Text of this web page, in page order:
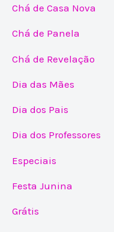
Chá de Casa Nova
Chá de Panela
Chá de Revelação
Dia das Mães
Dia dos Pais
Dia dos Professores
Especiais
Festa Junina
Grátis